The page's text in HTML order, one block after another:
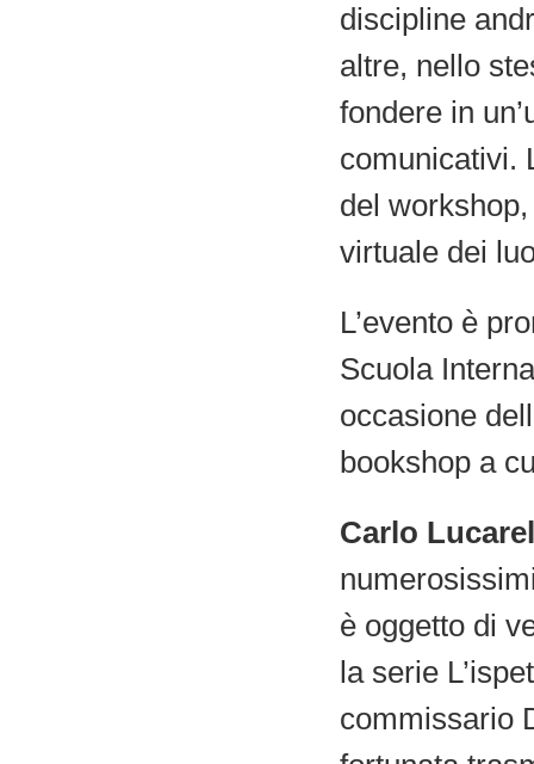
discipline
altre, nello
fondere in
comunicativi.
del
virtuale dei
L’evento è
Scuola
occasione
bookshop a
Carlo
è oggetto di
la serie
commissario